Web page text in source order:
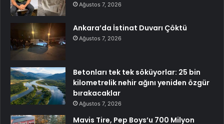
Ağustos 7, 2026
Ankara’da İstinat Duvarı Çöktü
Ağustos 7, 2026
Betonları tek tek söküyorlar: 25 bin
kilometrelik nehir ağını yeniden özgür
bırakacaklar
Ağustos 7, 2026
Mavis Tire, Pep Boys’u 700 Milyon